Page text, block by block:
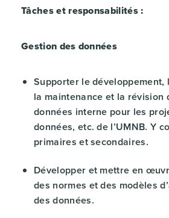
Tâches et responsabilités :
Gestion des données
Supporter le
la maintenance et la révision
données interne pour les
données, etc. de l’UMNB. Y
primaires et secondaires.
Développer et mettre en
des normes et des modèles
des données.